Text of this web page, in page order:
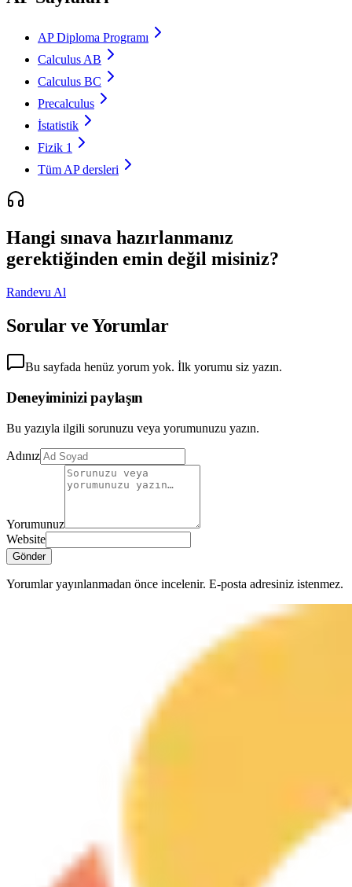
AP Diploma Programı
Calculus AB
Calculus BC
Precalculus
İstatistik
Fizik 1
Tüm AP dersleri
Hangi sınava hazırlanmanız
gerektiğinden emin değil misiniz?
Randevu Al
Sorular ve Yorumlar
Bu sayfada henüz yorum yok. İlk yorumu siz yazın.
Deneyiminizi paylaşın
Bu yazıyla ilgili sorunuzu veya yorumunuzu yazın.
Adınız
Yorumunuz
Website
Gönder
Yorumlar yayınlanmadan önce incelenir. E-posta adresiniz istenmez.